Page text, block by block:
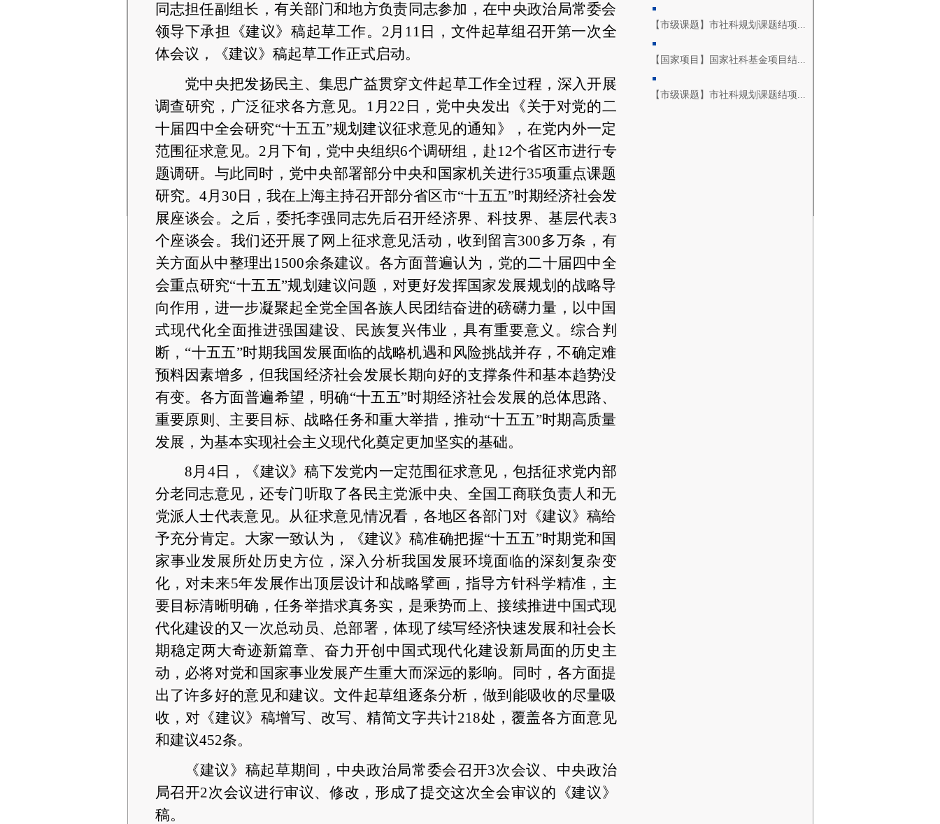
同志担任副组长，有关部门和地方负责同志参加，在中央政治局常委会
领导下承担《建议》稿起草工作。2月11日，文件起草组召开第一次全
体会议，《建议》稿起草工作正式启动。
党中央把发扬民主、集思广益贯穿文件起草工作全过程，深入开展
调查研究，广泛征求各方意见。 1月22日，党中央发出《关于对党的二
十届四中全会研究“十五五”规划建议征求意见的通知》，在党内外一定
范围征求意见。2月下旬，党中央组织6个调研组，赴12个省区市进行专
题调研。与此同时，党中央部署部分中央和国家机关进行35项重点课题
研究。4月30日，我在上海主持召开部分省区市“十五五”时期经济社会发
展座谈会。之后，委托李强同志先后召开经济界、科技界、基层代表3
个座谈会。我们还开展了网上征求意见活动，收到留言300多万条，有
关方面从中整理出1500余条建议。各方面普遍认为，党的二十届四中全
会重点研究“十五五”规划建议问题，对更好发挥国家发展规划的战略导
向作用，进一步凝聚起全党全国各族人民团结奋进的磅礴力量，以中国
式现代化全面推进强国建设、民族复兴伟业，具有重要意义。综合判
断，“十五五”时期我国发展面临的战略机遇和风险挑战并存，不确定难
预料因素增多，但我国经济社会发展长期向好的支撑条件和基本趋势没
有变。各方面普遍希望，明确“十五五”时期经济社会发展的总体思路、
重要原则、主要目标、战略任务和重大举措，推动“十五五”时期高质量
发展，为基本实现社会主义现代化奠定更加坚实的基础。
8月4日，《建议》稿下发党内一定范围征求意见，包括征求党内部
分老同志意见，还专门听取了各民主党派中央、全国工商联负责人和无
党派人士代表意见。从征求意见情况看，各地区各部门对《建议》稿给
予充分肯定。大家一致认为，《建议》稿准确把握“十五五”时期党和国
家事业发展所处历史方位，深入分析我国发展环境面临的深刻复杂变
化，对未来5年发展作出顶层设计和战略擘画，指导方针科学精准，主
要目标清晰明确，任务举措求真务实，是乘势而上、接续推进中国式现
代化建设的又一次总动员、总部署，体现了续写经济快速发展和社会长
期稳定两大奇迹新篇章、奋力开创中国式现代化建设新局面的历史主
动，必将对党和国家事业发展产生重大而深远的影响。同时，各方面提
出了许多好的意见和建议。文件起草组逐条分析，做到能吸收的尽量吸
收，对《建议》稿增写、改写、精简文字共计218处，覆盖各方面意见
和建议452条。
《建议》稿起草期间，中央政治局常委会召开3次会议、中央政治
局召开2次会议进行审议、修改，形成了提交这次全会审议的《建议》
稿。
【市级课题】市社科规划课题结项...
【国家项目】国家社科基金项目结...
【市级课题】市社科规划课题结项...